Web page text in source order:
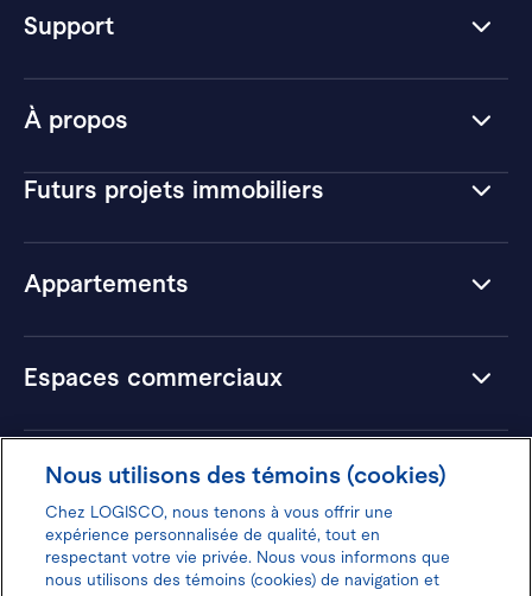
À propos
Futurs projets immobiliers
Appartements
Espaces commerciaux
Hôtels
Support
Nous utilisons des témoins (cookies)
Chez LOGISCO, nous tenons à vous offrir une
expérience personnalisée de qualité, tout en
respectant votre vie privée. Nous vous informons que
nous utilisons des témoins (cookies) de navigation et